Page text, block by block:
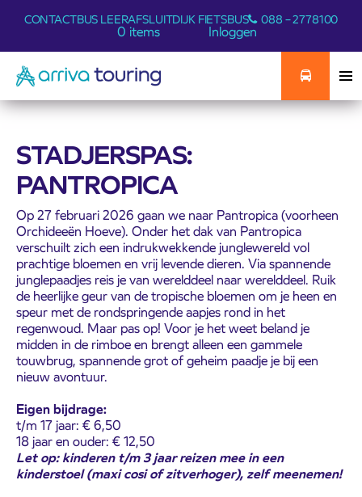
CONTACTBUS LEERAFSLUITDIJK FIETSBUS 088 – 2778100
0 items Inloggen
STADJERSPAS:
PANTROPICA
Op 27 februari 2026 gaan we naar Pantropica (voorheen
Orchideeën Hoeve). Onder het dak van Pantropica
verschuilt zich een indrukwekkende junglewereld vol
prachtige bloemen en vrij levende dieren. Via spannende
junglepaadjes reis je van werelddeel naar werelddeel. Ruik
de heerlijke geur van de tropische bloemen om je heen en
speur met de rondspringende aapjes rond in het
regenwoud. Maar pas op! Voor je het weet beland je
midden in de rimboe en brengt alleen een gammele
touwbrug, spannende grot of geheim paadje je bij een
nieuw avontuur.
Eigen bijdrage:
t/m 17 jaar: € 6,50
18 jaar en ouder: € 12,50
Let op: kinderen t/m 3 jaar reizen mee in een
kinderstoel (maxi cosi of zitverhoger), zelf meenemen!